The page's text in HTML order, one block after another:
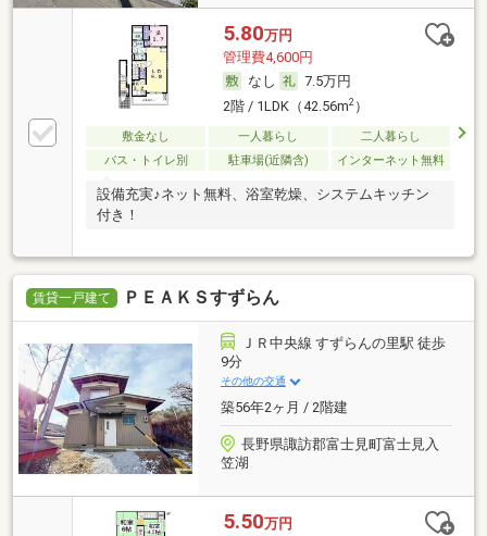
5.80万円
管理費4,600円
なし
7.5万円
2階 / 1LDK（42.56m2）
敷金なし 一人暮らし
二人暮らし
バス・トイレ別
駐車場(近隣含) インターネット無料
設備充実♪ネット無料、浴室乾燥、システムキッチン
付き！
賃貸一戸建て ＰＥＡＫＳすずらん
ＪＲ中央線 すずらんの里駅 徒歩
9分
その他の交通
築56年2ヶ月 / 2階建
長野県諏訪郡富士見町富士見入
笠湖
5.50万円